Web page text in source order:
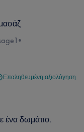
•
Επαληθευμένη αξιολόγηση
ένα δωμάτιο.